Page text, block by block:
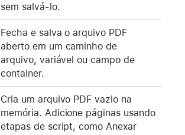
sem salvá-lo.
Fecha e salva o arquivo PDF
aberto em um caminho de
arquivo, variável ou campo de
container.
Cria um arquivo PDF vazio na
memória. Adicione páginas usando
etapas de script, como Anexar